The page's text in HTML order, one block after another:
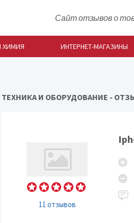
Сайт отзывов о
ХИМИЯ ИНТЕРНЕТ-МАГАЗИНЫ
ТЕХНИКА И ОБОРУДОВАНИЕ -
11 отзывов